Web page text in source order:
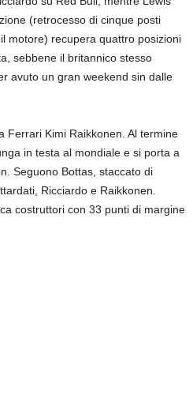
(retrocesso di cinque posti
motore) recupera quattro posizioni
sebbene il britannico stesso
avuto un gran weekend sin dalle
Ferrari Kimi Raikkonen. Al termine
in testa al mondiale e si porta a
Seguono Bottas, staccato di
Ricciardo e Raikkonen.
costruttori con 33 punti di margine